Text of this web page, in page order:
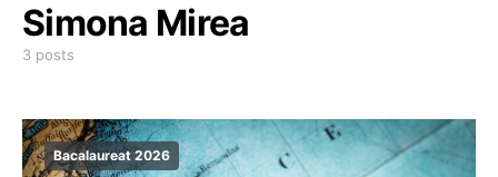
Simona Mirea
3 posts
Bacalaureat 2026